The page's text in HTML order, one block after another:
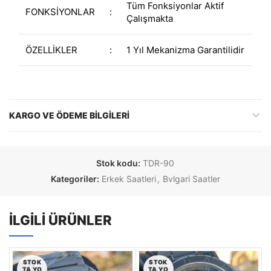
FONKSİYONLAR :
Tüm Fonksiyonlar Aktif
Çalışmakta
ÖZELLİKLER : 1 Yıl Mekanizma Garantilidir
KARGO VE ÖDEME BILGILERI
Stok kodu: TDR-90
Kategoriler: Erkek Saatleri , Bvlgari Saatler
İLGILI ÜRÜNLER
STOK
TA YO
STOK
TA YO